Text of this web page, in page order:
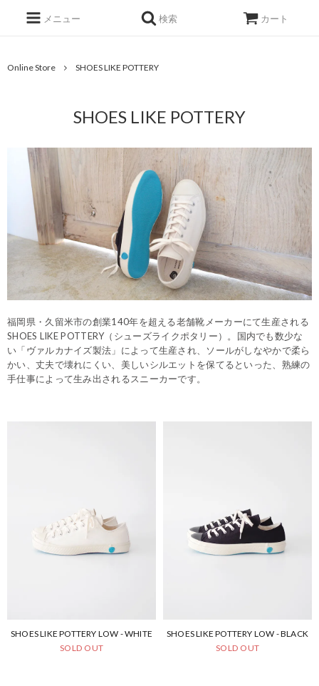
メニュー 検索 カート
Online Store SHOES LIKE POTTERY
SHOES LIKE POTTERY
福岡県・久留米市の創業140年を超える老舗靴メーカーにて生産される
SHOES LIKE POTTERY（シューズライクポタリー）。国内でも数少な
い「ヴァルカナイズ製法」によって生産され、ソールがしなやかで柔ら
かい、丈夫で壊れにくい、美しいシルエットを保てるといった、熟練の
手仕事によって生み出されるスニーカーです。
SHOES LIKE POTTERY LOW - WHITE
SOLD OUT
SHOES LIKE POTTERY LOW - BLACK
SOLD OUT